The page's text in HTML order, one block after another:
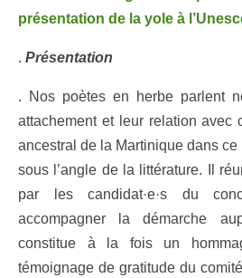
présentation de la yole à l’
. Présentation
. Nos poètes en herbe parlent
attachement et leur relation avec
ancestral de la Martinique dans
sous l’angle de la littérature. Il
par les candidat·e·s du
accompagner la démarche
constitue à la fois un
témoignage de gratitude du